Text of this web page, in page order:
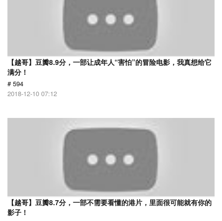
【越哥】豆瓣8.9分，一部让成年人“害怕”的冒险电影，我真想给它
满分！
# 594
2018-12-10 07:12
【越哥】豆瓣8.7分，一部不需要看懂的港片，里面很可能就有你的
影子！